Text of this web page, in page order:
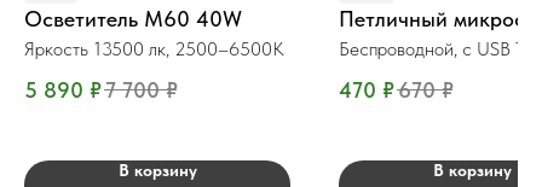
Осветитель М60 40W
Яркость 13500 лк, 2500–6500K
5 890 ₽7 700 ₽
В корзину
Петличный
Беспроводной, c USB
470 ₽670 ₽
В корзину